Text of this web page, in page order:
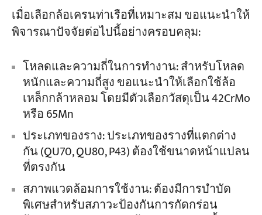
เมื่อเลือกล้อเครนท่าเรือที่เหมาะสม ขอแนะนำให้
พิจารณาปัจจัยต่อไปนี้อย่างครอบคลุม:
โหลดและความถี่ในการทำงาน: สำหรับโหลด
หนักและความถี่สูง ขอแนะนำให้เลือกใช้ล้อ
เหล็กกล้าหลอม โดยมีตัวเลือกวัสดุเป็น 42CrMo
หรือ 65Mn
ประเภทของราง: ประเภทของรางที่แตกต่าง
กัน (QU70, QU80, P43) ต้องใช้ขนาดหน้าแปลน
ที่ตรงกัน
สภาพแวดล้อมการใช้งาน: ต้องมีการบำบัด
พิเศษสำหรับสภาวะป้องกันการกัดกร่อน